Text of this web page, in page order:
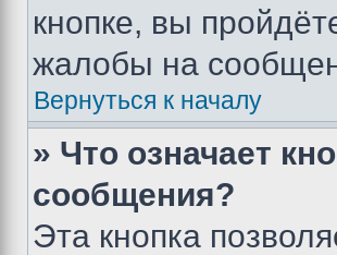
кнопке, вы
жалобы на
Вернуться к началу
» Что означает
сообщения?
Эта кнопка